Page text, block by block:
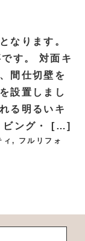
なります。
す。 対面キ
間仕切壁を
設置しまし
る明るいキ
ビング・ […]
ィ, フルリフォ